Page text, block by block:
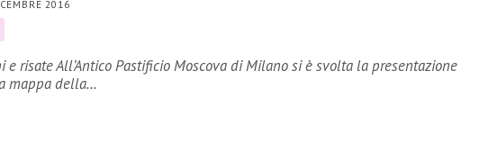
2016
e risate All’Antico Pastificio Moscova di Milano si è svolta la presentazione
mappa della…